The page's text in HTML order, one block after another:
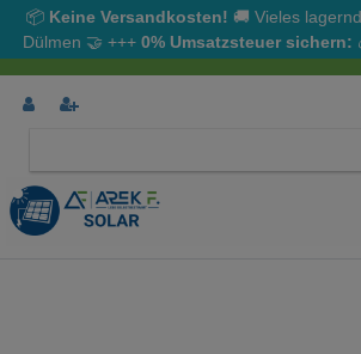
📦Keine Versandkosten! 🚚 Vieles
Dülmen 🤝 +++ 0% Umsatzsteuer sichern: